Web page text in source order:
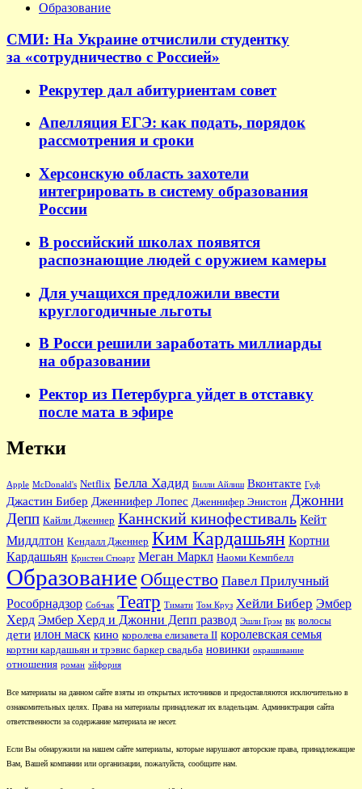
Образование
СМИ: На Украине отчислили студентку
за «сотрудничество с Россией»
Рекрутер дал абитуриентам совет
Апелляция ЕГЭ: как подать, порядок
рассмотрения и сроки
Херсонскую область захотели
интегрировать в систему образования
России
В российский школах появятся
распознающие людей с оружием камеры
Для учащихся предложили ввести
круглогодичные льготы
В Росси решили заработать миллиарды
на образовании
Ректор из Петербурга уйдет в отставку
после мата в эфире
Метки
Apple McDonald's Netflix Белла Хадид Билли Айлиш Вконтакте Гуф
Джастин Бибер Дженнифер Лопес Дженнифер Энистон Джонни
Депп Кайли Дженнер Каннский кинофестиваль Кейт
Миддлтон Кендалл Дженнер Ким Кардашьян Кортни
Кардашьян Кристен Стюарт Меган Маркл Наоми Кемпбелл
Образование Общество Павел Прилучный
Рособрнадзор Собчак Театр Тимати Том Круз Хейли Бибер Эмбер
Херд Эмбер Херд и Джонни Депп развод Эшли Грэм вк волосы
дети илон маск кино королева елизавета II королевская семья
кортни кардашьян и трэвис баркер свадьба новинки окрашивание
отношения роман эйфория
Все материалы на данном сайте взяты из открытых источников и предоставляются исключительно в
ознакомительных целях. Права на материалы принадлежат их владельцам. Администрация сайта
ответственности за содержание материала не несет.
Если Вы обнаружили на нашем сайте материалы, которые нарушают авторские права, принадлежащие
Вам, Вашей компании или организации, пожалуйста, сообщите нам.